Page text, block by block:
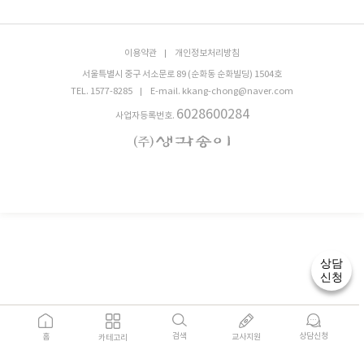
이용약관
개인정보처리방침
서울특별시 중구 서소문로 89 (순화동 순화빌딩) 1504호
TEL. 1577-8285
E-mail. kkang-chong@naver.com
사업자등록번호. 6028600284
상담
신청
홈 카테고리 검색 교사지원 상담신청